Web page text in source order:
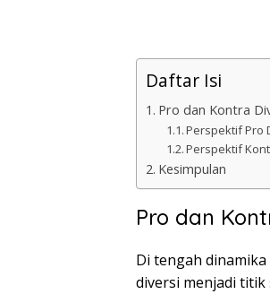
Daftar Isi
Pro dan Kontra
Perspektif Pro
Perspektif
Kesimpulan
Pro dan
Di tengah
diversi menjadi